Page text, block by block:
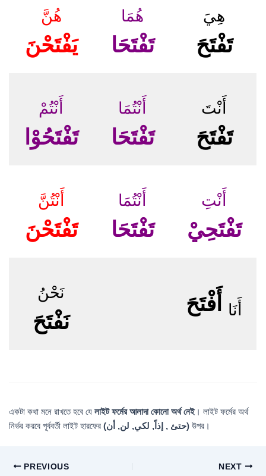
هُنَّ
يَفْتَحْنَ
هُمَا
تَفْتَحَا
هِيَ
تَفْتَحَ
أَنْتُمْ
تَفْتَحُوْا
أَنْتُمَا
تَفْتَحَا
أَنْتَ
تَفْتَحَ
أَنْتُنَّ
تَفْتَحْنَ
أَنْتُمَا
تَفْتَحَا
أَنْتِ
تَفْتَحِيْ
نَحْنُ
نَفْتَحَ أَنَا أَفْتَحَ
একটা কথা মনে রাখতে হবে যে লাইট ফর্মের আলাদা কোনো অর্থ নেই। লাইট ফর্মের অর্থ
নির্ভর করবে পূর্ববর্তী লাইট হারফের
(حتئ , إذاً, لكي, لن, أن)উপর।
PREVIOUS NEXT